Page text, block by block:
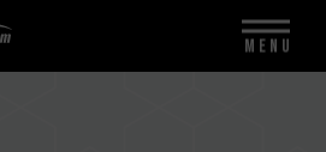
MENU